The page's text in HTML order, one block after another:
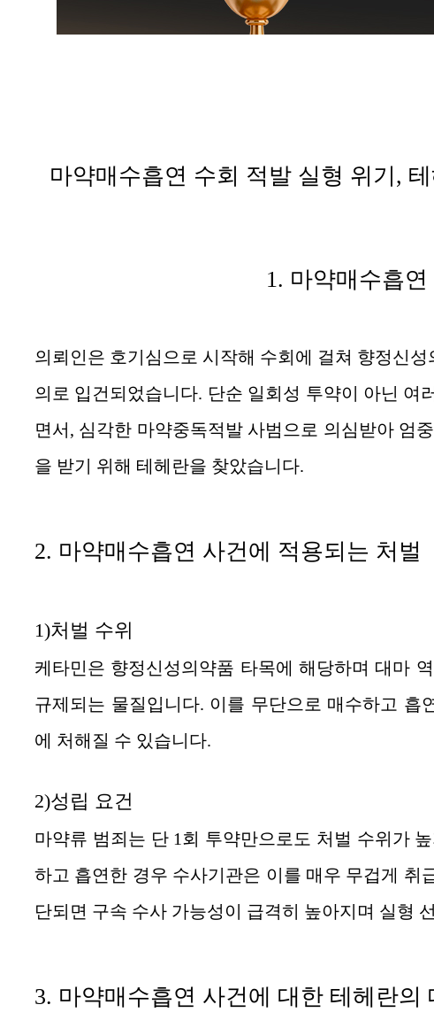
마약매수흡연 수회 적발 실형 위기,
1. 마약매수흡연
의뢰인은 호기심으로 시작해 수회에 걸쳐 향정신
의로 입건되었습니다. 단순 일회성 투약이 아닌 여
면서, 심각한 마약중독적발 사범으로 의심받아 엄
을 받기 위해 테헤란을 찾았습니다.
2. 마약매수흡연 사건에 적용되는 처벌
1)처벌 수위
케타민은 향정신성의약품 타목에 해당하며 대마
규제되는 물질입니다. 이를 무단으로 매수하고 흡
에 처해질 수 있습니다.
2)성립 요건
마약류 범죄는 단 1회 투약만으로도 처벌 수위가
하고 흡연한 경우 수사기관은 이를 매우 무겁게 취
단되면 구속 수사 가능성이 급격히 높아지며 실형
3. 마약매수흡연 사건에 대한 테헤란의